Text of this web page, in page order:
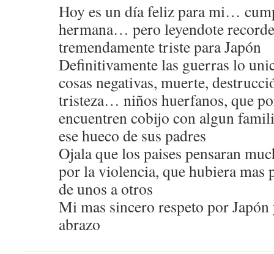
Hoy es un día feliz para mi…
hermana… pero leyendote
tremendamente triste para Japón
Definitivamente las guerras lo
cosas negativas, muerte,
tristeza… niños huerfanos, que
encuentren cobijo con algun
ese hueco de sus padres
Ojala que los paises pensaran
por la violencia, que hubiera mas
de unos a otros
Mi mas sincero respeto por
abrazo